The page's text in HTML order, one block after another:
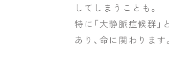
してしまうことも。
特に「大静脈症候群
あり、命に関わります